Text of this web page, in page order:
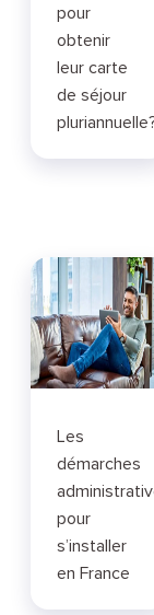
pour
obtenir
leur carte
de séjour
Les
démarches
pour
s’installer
en France